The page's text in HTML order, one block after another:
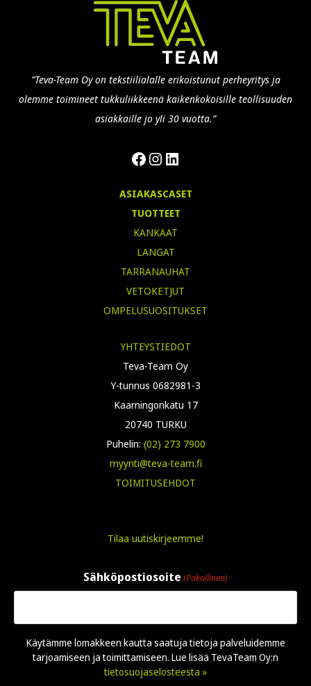
”Teva-Team Oy on tekstiilialalle erikoistunut perheyritys ja
olemme toimineet tukkuliikkeenä kaikenkokoisille teollisuuden
asiakkaille jo yli 30 vuotta.”
Facebook
Instagram
LinkedIn
ASIAKASCASET
TUOTTEET
KANKAAT
LANGAT
TARRANAUHAT
VETOKETJUT
OMPELUSUOSITUKSET
YHTEYSTIEDOT
Teva-Team Oy
Y-tunnus 0682981-3
Kaarningonkatu 17
20740 TURKU
Puhelin: (02) 273 7900
myynti@teva-team.fi
TOIMITUSEHDOT
Tilaa uutiskirjeemme!
Sähköpostiosoite (Pakollinen)
Käytämme lomakkeen kautta saatuja tietoja palveluidemme
tarjoamiseen ja toimittamiseen. Lue lisää TevaTeam Oy:n
tietosuojaselosteesta »